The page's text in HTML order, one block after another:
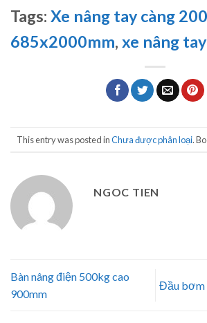
Tags: Xe nâng tay càng
685x2000mm, xe nâng tay
This entry was posted inChưa được phân loại.
NGOC TIEN
Bàn nâng điện 500kg cao
900mm
Đầu bơm